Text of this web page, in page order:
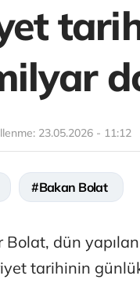
23.05.2026 - 11:12
#Bakan Bolat
Bolat, dün
tarihinin